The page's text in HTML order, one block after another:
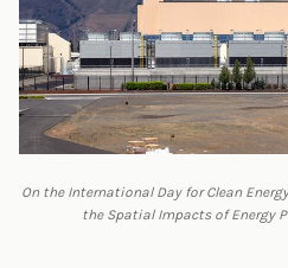
On the International Day for Clean
the Spatial Impacts of Energy